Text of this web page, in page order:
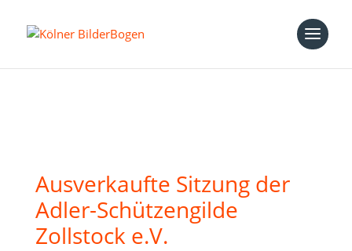
Ausverkaufte Sitzung der
Adler-Schützengilde
Zollstock e.V.